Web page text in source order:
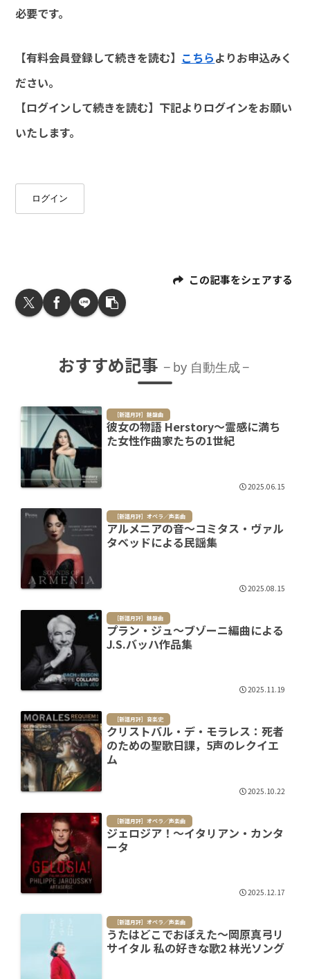
必要です。
【有料会員登録して続きを読む】 こちらよりお申込みく
ださい。
【ログインして続きを読む】下記よりログインをお願い
いたします。
ログイン
この記事をシェアする
おすすめ記事 by 自動生成
［新譜月評］鍵盤曲
彼女の物語 Herstory～霊感に満ち
た女性作曲家たちの1世紀
2025.06.15
［新譜月評］オペラ／声楽曲
アルメニアの音～コミタス・ヴァル
タベッドによる民謡集
2025.08.15
［新譜月評］鍵盤曲
プラン・ジュ～ブゾーニ編曲による
J.S.バッハ作品集
2025.11.19
［新譜月評］音楽史
クリストバル・デ・モラレス：死者
のための聖歌日課，5声のレクイエ
ム
2025.10.22
［新譜月評］オペラ／声楽曲
ジェロジア！～イタリアン・カンタ
ータ
2025.12.17
［新譜月評］オペラ／声楽曲
うたはどこでおぼえた～岡原真弓リ
サイタル 私の好きな歌2 林光ソング